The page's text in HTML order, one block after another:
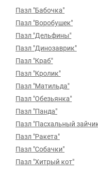
Пазл "Бабочка"
Пазл "Воробушек"
Пазл "Дельфины"
Пазл "Динозаврик"
Пазл "Краб"
Пазл "Кролик"
Пазл "Матильда"
Пазл "Обезьянка"
Пазл "Панда"
Пазл "Пасхальный
Пазл "Ракета"
Пазл "Собачки"
Пазл "Хитрый кот"